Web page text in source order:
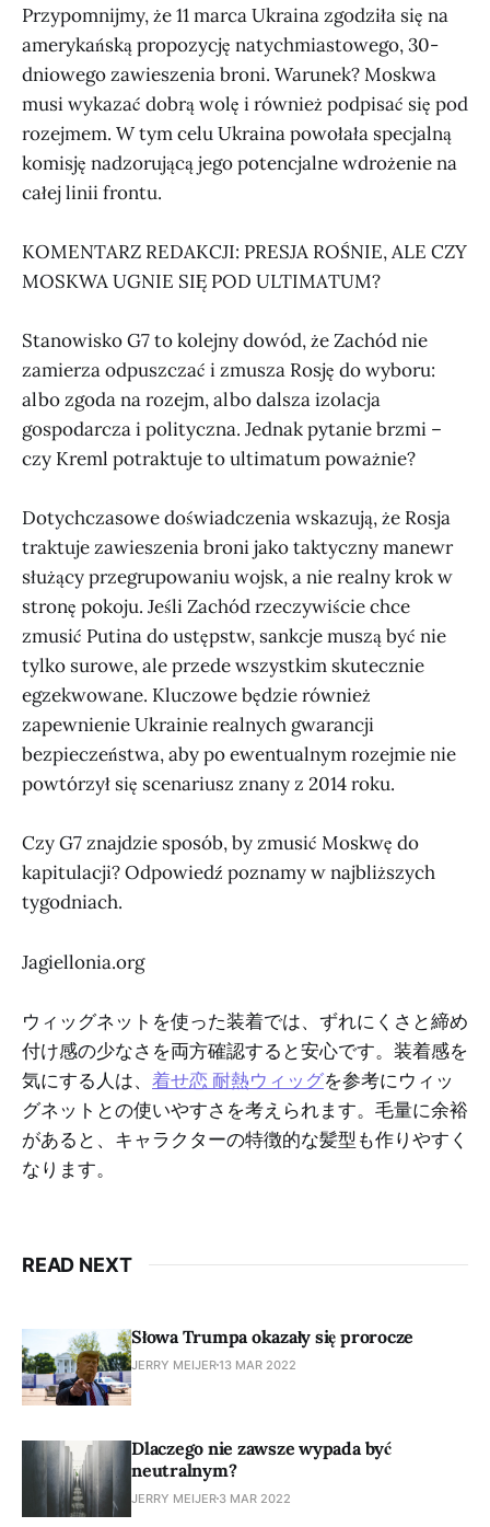
Przypomnijmy, że 11 marca Ukraina zgodziła się na
amerykańską propozycję natychmiastowego, 30-
dniowego zawieszenia broni. Warunek? Moskwa
musi wykazać dobrą wolę i również podpisać się pod
rozejmem. W tym celu Ukraina powołała specjalną
komisję nadzorującą jego potencjalne wdrożenie na
całej linii frontu.
KOMENTARZ REDAKCJI: PRESJA ROŚNIE, ALE CZY
MOSKWA UGNIE SIĘ POD ULTIMATUM?
Stanowisko G7 to kolejny dowód, że Zachód nie
zamierza odpuszczać i zmusza Rosję do wyboru:
albo zgoda na rozejm, albo dalsza izolacja
gospodarcza i polityczna. Jednak pytanie brzmi –
czy Kreml potraktuje to ultimatum poważnie?
Dotychczasowe doświadczenia wskazują, że Rosja
traktuje zawieszenia broni jako taktyczny manewr
służący przegrupowaniu wojsk, a nie realny krok w
stronę pokoju. Jeśli Zachód rzeczywiście chce
zmusić Putina do ustępstw, sankcje muszą być nie
tylko surowe, ale przede wszystkim skutecznie
egzekwowane. Kluczowe będzie również
zapewnienie Ukrainie realnych gwarancji
bezpieczeństwa, aby po ewentualnym rozejmie nie
powtórzył się scenariusz znany z 2014 roku.
Czy G7 znajdzie sposób, by zmusić Moskwę do
kapitulacji? Odpowiedź poznamy w najbliższych
tygodniach.
Jagiellonia.org
ウィッグネットを使った装着では、ずれにくさと締め
付け感の少なさを両方確認すると安心です。装着感を
気にする人は、 着せ恋 耐熱ウィッグを参考にウィッ
グネットとの使いやすさを考えられます。毛量に余裕
があると、キャラクターの特徴的な髪型も作りやすく
なります。
READ NEXT
Słowa Trumpa okazały się prorocze
JERRY MEIJER13 MAR 2022
Dlaczego nie zawsze wypada być
neutralnym?
JERRY MEIJER 3 MAR 2022